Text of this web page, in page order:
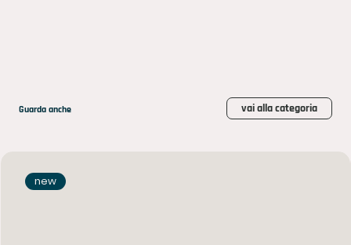
Guarda anche vai alla categoria
new